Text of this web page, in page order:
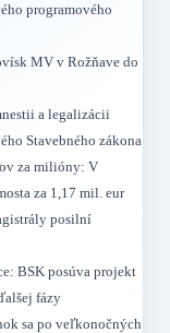
programového
MV v Rožňave do
a legalizácii
Stavebného zákona
za milióny: V
za 1,17 mil. eur
posilní
BSK posúva projekt
fázy
sa po veľkonočných